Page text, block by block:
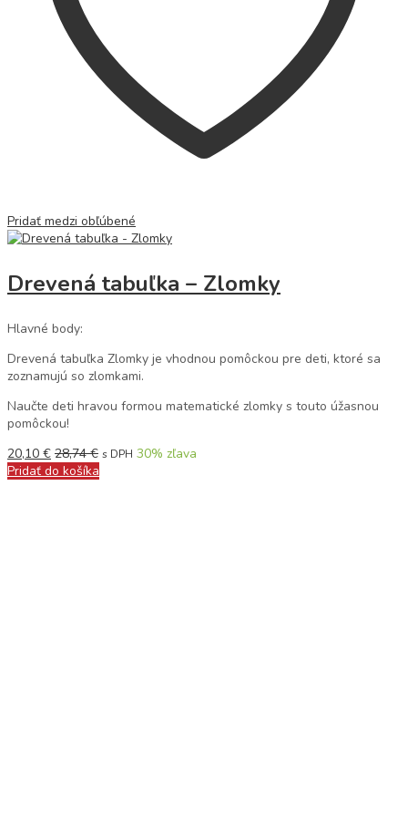
Pridať medzi obľúbené
Drevená tabuľka – Zlomky
Hlavné body:
Drevená tabuľka Zlomky je vhodnou pomôckou pre deti, ktoré sa
zoznamujú so zlomkami.
Naučte deti hravou formou matematické zlomky s touto úžasnou
pomôckou!
20,10 € 28,74€ s DPH 30% zľava
Pridať do košíka